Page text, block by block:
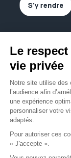
S'y rendre
Nous
01 47 97 03
Nous